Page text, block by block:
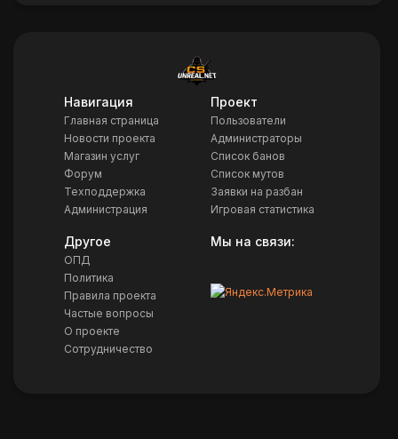
Навигация
Главная страница
Новости проекта
Магазин услуг
Форум
Техподдержка
Администрация
Проект
Пользователи
Администраторы
Список банов
Список мутов
Заявки на разбан
Игровая статистика
Другое
ОПД
Политика
Правила проекта
Частые вопросы
О проекте
Сотрудничество
Мы на связи: